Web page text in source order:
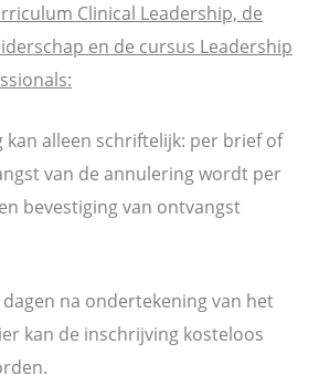
Clinical Leadership, de
en de cursus Leadership
kan alleen schriftelijk: per brief of
van de annulering wordt per
bevestiging van ontvangst
na ondertekening van het
kan de inschrijving kosteloos